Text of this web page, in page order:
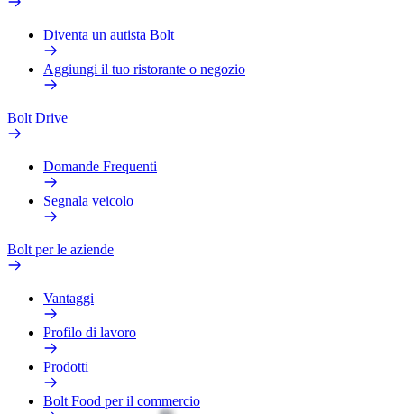
Diventa un autista Bolt
Aggiungi il tuo ristorante o negozio
Bolt Drive
Domande Frequenti
Segnala veicolo
Bolt per le aziende
Vantaggi
Profilo di lavoro
Prodotti
Bolt Food per il commercio